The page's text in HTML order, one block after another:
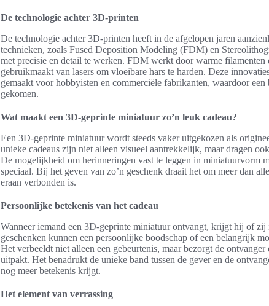
De technologie achter 3D-printen
De technologie achter 3D-printen heeft in de afgelopen jaren
technieken, zoals Fused Deposition Modeling (FDM) en
met precisie en detail te werken. FDM werkt door warme
gebruikmaakt van lasers om vloeibare hars te harden. Deze
gemaakt voor hobbyisten en commerciële fabrikanten, waardoor
gekomen.
Wat maakt een 3D-geprinte miniatuur zo’n leuk cadeau?
Een 3D-geprinte miniatuur wordt steeds vaker uitgekozen als
unieke cadeaus zijn niet alleen visueel aantrekkelijk, maar dragen
De mogelijkheid om herinneringen vast te leggen in miniatuurvorm
speciaal. Bij het geven van zo’n geschenk draait het om meer dan
eraan verbonden is.
Persoonlijke betekenis van het cadeau
Wanneer iemand een 3D-geprinte miniatuur ontvangt, krijgt hij of
geschenken kunnen een persoonlijke boodschap of een belangrijk
Het verbeeldt niet alleen een gebeurtenis, maar bezorgt de
uitpakt. Het benadrukt de unieke band tussen de gever en de
nog meer betekenis krijgt.
Het element van verrassing